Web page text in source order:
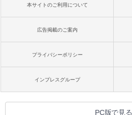
本サイトのご利用について
広告掲載のご案内
プライバシーポリシー
インプレスグループ
PC版で見る